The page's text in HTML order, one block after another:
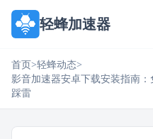
轻蜂加速器
首页>轻蜂动态>
影音加速器安卓下载安装指南
踩雷